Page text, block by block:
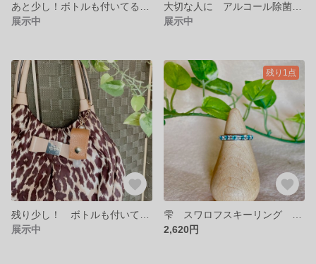
展示中
展示中
展示中
残り1点
2,620円